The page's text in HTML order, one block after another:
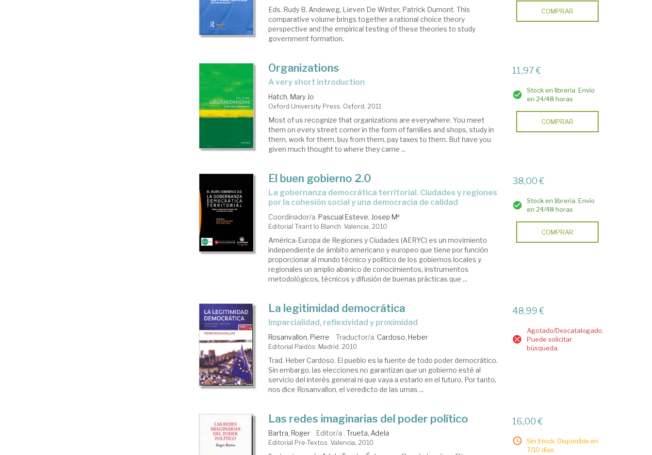
Eds. Rudy B. Andeweg, Lieven De Winter, Patrick Dumont. This
comparative volume brings together a rational choice theory
perspective and the empirical testing of these theories to study
government formation.
COMPRAR
Organizations
a very short introduction
Hatch, Mary Jo
Oxford University Press. Oxford, 2011
Most of us recognize that organizations are everywhere. You meet
them on every street corner in the form of families and shops, study in
them, work for them, buy from them, pay taxes to them. But have you
given much thought to where they came ...
11,97 €
Stock en librería. Envío
en 24/48 horas
COMPRAR
El buen gobierno 2.0
la gobernanza democrática territorial. Ciudades y regiones
por la cohesión social y una democracia de calidad
Coordinador/a. Pascual Esteve, Josep Mª
Editorial Tirant lo Blanch. Valencia, 2010
América-Europa de Regiones y Ciudades (AERYC) es un movimiento
independiente de ámbito americano y europeo que tiene por función
proporcionar al mundo técnico y político de los gobiernos locales y
regionales un amplio abanico de conocimientos, instrumentos
metodológicos, técnicos y difusión de buenas prácticas que ...
38,00 €
Stock en librería. Envío
en 24/48 horas
COMPRAR
La legitimidad democrática
imparcialidad, reflexividad y proximidad
Rosanvallon, Pierre Traductor/a. Cardoso, Heber
Editorial Paidós. Madrid, 2010
Trad. Heber Cardoso. El pueblo es la fuente de todo poder democrático.
Sin embargo, las elecciones no garantizan que un gobierno esté al
servicio del interés general ni que vaya a estarlo en el futuro. Por tanto,
nos dice Rosanvallon, el veredicto de las urnas ...
48,99 €
Agotado/Descatalogado.
Puede solicitar
búsqueda.
Las redes imaginarias del poder político
Bartra, Roger Editor/a .Trueta, Adela
Editorial Pre-Textos. Valencia, 2010
16,00 €
Sin Stock. Disponible en
7/10 días.